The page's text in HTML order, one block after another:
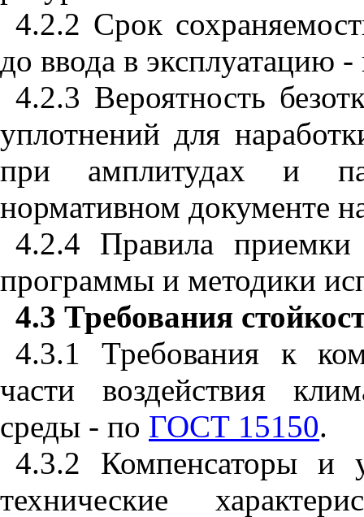
4.2.2 Срок
до ввода в эксплуатацию -
4.2.3 Вероятность
уплотнений для
при амплитудах и
нормативном документе
4.2.4 Правила приемки
программы и методики
4.3 Требования
4.3.1 Требования к
части воздействия
среды - по ГОСТ 15150.
4.3.2 Компенсаторы и
технические